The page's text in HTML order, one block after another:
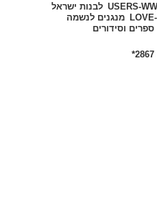
לבנות ישראל
מנגנים לנשמה
ספרים וסידורים